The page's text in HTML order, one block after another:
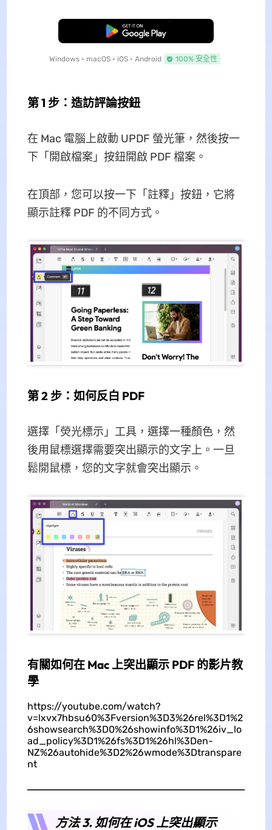
免費下載
Windows • macOS • iOS • Android 100% 安全性
第 1 步：造訪評論按鈕
在 Mac 電腦上啟動 UPDF 螢光筆，然後按一
下「開啟檔案」按鈕開啟 PDF 檔案。
在頂部，您可以按一下「註釋」按鈕，它將
顯示註釋 PDF 的不同方式。
第 2 步：如何反白 PDF
選擇「熒光標示」工具，選擇一種顏色，然
後用鼠標選擇需要突出顯示的文字上。一旦
鬆開鼠標，您的文字就會突出顯示。
有關如何在 Mac 上突出顯示 PDF 的影片教
學
https://youtube.com/watch?
v=lxvx7hbsu60%3Fversion%3D3%26rel%3D1%2
6showsearch%3D0%26showinfo%3D1%26iv_lo
ad_policy%3D1%26fs%3D1%26hl%3Den-
NZ%26autohide%3D2%26wmode%3Dtranspare
nt
方法 3. 如何在 iOS 上突出顯示